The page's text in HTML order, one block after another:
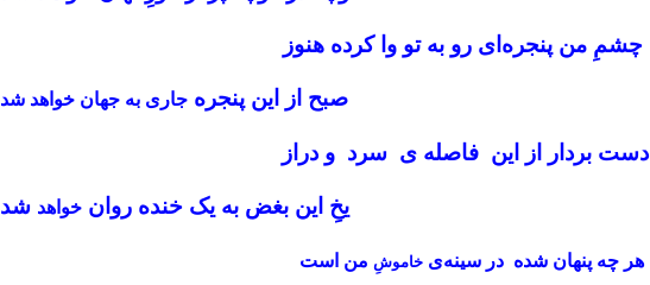
چشمِ من پنجره‌ای رو به تو وا کرده هنوز
صبح از این پنجره جاری به جهان خواهد شد
دست بردار از این فاصله‌ ی سرد و دراز
یخِ این بغض به یک خنده روان خواهد شد
هر چه پنهان شده در سینه‌ی خاموشِ من است